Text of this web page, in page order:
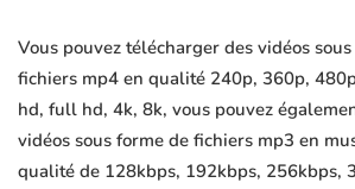
Vous pouvez télécharger des vidéos
fichiers mp4 en qualité 240p, 360p,
hd, full hd, 4k, 8k, vous pouvez
vidéos sous forme de fichiers mp3 en
qualité de 128kbps, 192kbps, 256kbps,